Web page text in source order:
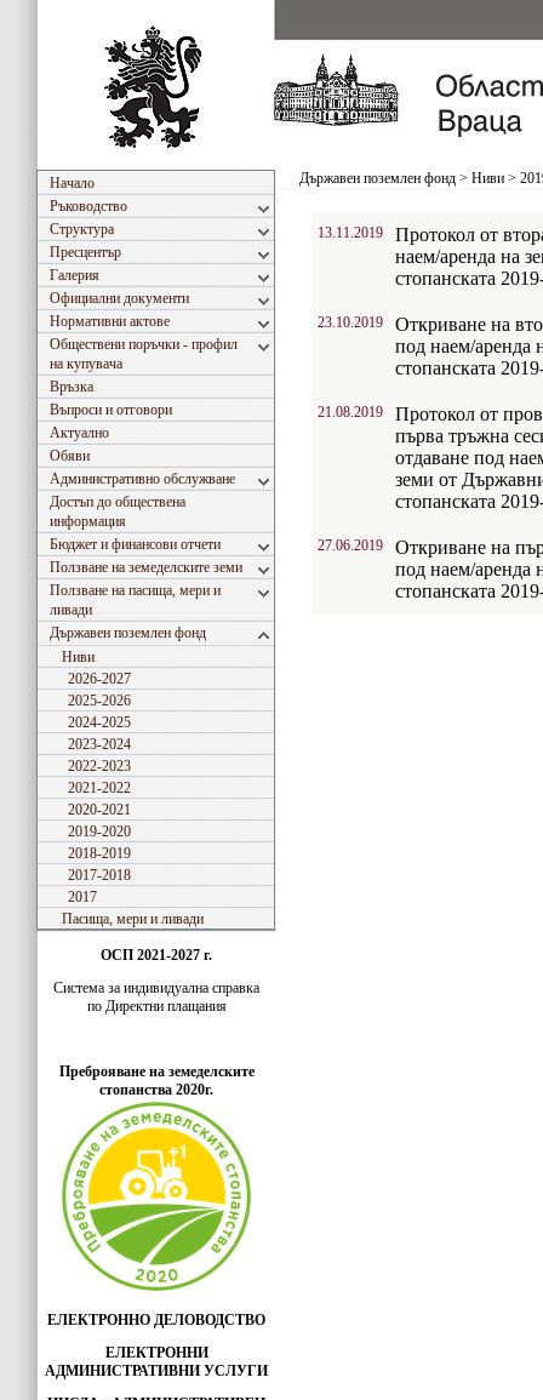
Начало
Ръководство
Структура
Пресцентър
Галерия
Официални документи
Нормативни актове
Обществени поръчки - профил
на купувача
Връзка
Въпроси и отговори
Актуално
Обяви
Административно обслужване
Достъп до обществена
информация
Бюджет и финансови отчети
Ползване на земеделските земи
Ползване на пасища, мери и
ливади
Държавен поземлен фонд
Ниви
2026-2027
2025-2026
2024-2025
2023-2024
2022-2023
2021-2022
2020-2021
2019-2020
2018-2019
2017-2018
2017
Пасища, мери и ливади
ОСП 2021-2027 г.
Система за индивидуaлна справка
по Директни плащания
Преброяване на земеделските
стопанства 2020г.
ЕЛЕКТРОННО ДЕЛОВОДСТВО
ЕЛЕКТРОННИ
АДМИНИСТРАТИВНИ УСЛУГИ
Държавен поземлен фонд > Ниви >
13.11.2019
Протокол от
наем/аренда на
стопанската
23.10.2019
Откриване на
под наем/аренда
стопанската
21.08.2019
Протокол от
първа тръжна
отдаване под
земи от
стопанската
27.06.2019
Откриване на
под наем/аренда
стопанската